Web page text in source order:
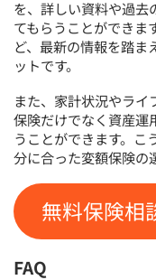
を、詳しい資料や過去
てもらうことができま
ど、最新の情報を踏ま
ットです。
また、家計状況やライ
保険だけでなく資産運
うことができます。こ
分に合った変額保険の
無料保険相
FAQ